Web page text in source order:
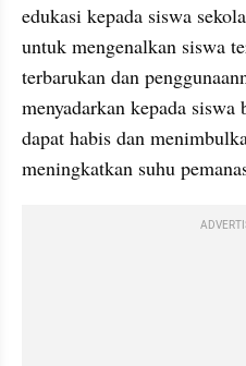
edukasi kepada siswa
untuk mengenalkan siswa
terbarukan dan
menyadarkan kepada
dapat habis dan
meningkatkan suhu